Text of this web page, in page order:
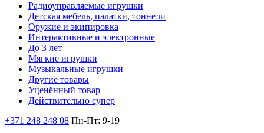
Радиоуправляемые игрушки
Детская мебель, палатки, тоннели
Оружие и экипировка
Интерактивные и электронные
До 3 лет
Мягкие игрушки
Музыкальные игрушки
Другие товары
Уценённый товар
Действительно супер
+371 248 248 08 Пн-Пт: 9-19